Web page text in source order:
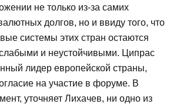
не только из-за самих
долгов, но и ввиду того, что
системы этих стран остаются
и неустойчивыми. Ципрас
лидер европейской страны,
на участие в форуме. В
уточняет Лихачев, ни одно из